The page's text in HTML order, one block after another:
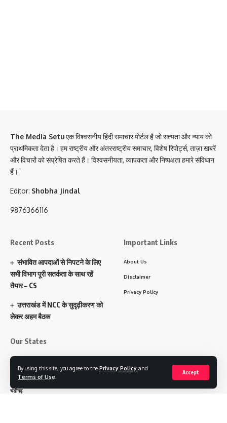
By using this site, you agree to the Privacy Policy and
Terms of Use
Accept
The Media Setuएक विश्वसनीय हिंदी समाचार पोर्टल है जो सत्यता और न्याय को
प्राथमिकता देता है। हम राष्ट्रीय और अंतरराष्ट्रीय समाचार, विशेष रिपोर्ट्स, ताज़ा खबरें
और विचारों को संप्रेषित करते हैं। विश्वसनीयता, व्यापकता और निष्पक्षता हमारे संविधान
हैं।”
Editor: Shobha Jindal
9876366116
Recent Posts
संभावित आपदाओं से निपटने के लिए
सभी विभाग पूरी सतर्कता के साथ रहें
तैयार – CS
उत्तराखंड में NCC के सुदृढ़ीकरण को
लेकर अहम बैठक
Important Links
About Us
Disclaimer
Privacy Policy
Our States
पंजाब
हरियाणा
चंडीगढ़